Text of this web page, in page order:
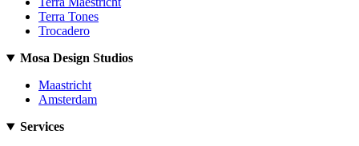
Terra Tones
Trocadero
Mosa Design Studios
Maastricht
Amsterdam
Services